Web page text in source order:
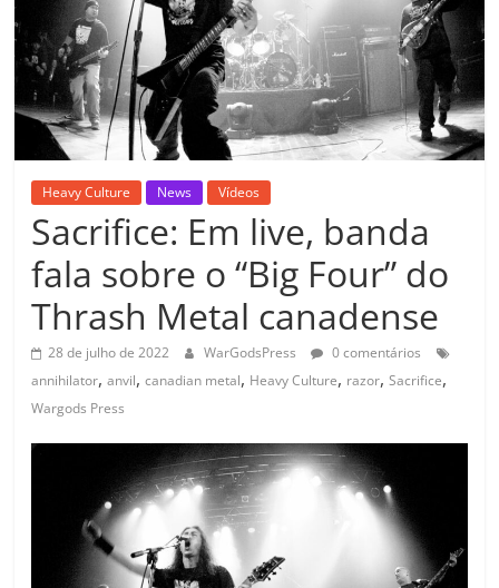
Heavy Culture News Vídeos
Sacrifice: Em live, banda
fala sobre o “Big Four” do
Thrash Metal canadense
28 de julho de 2022 WarGodsPress
0 comentários
annihilator,anvil,canadian metal, Heavy Culture, razor,Sacrifice,
Wargods Press